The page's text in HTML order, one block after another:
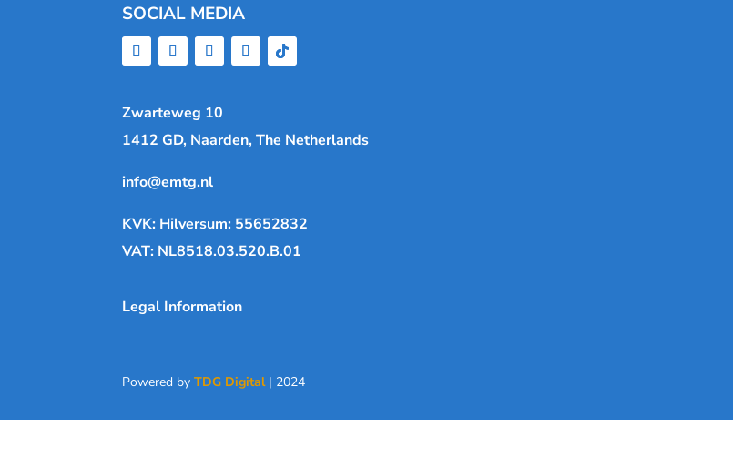
SOCIAL MEDIA
Zwarteweg 10
1412 GD, Naarden, The Netherlands
info@emtg.nl
KVK: Hilversum: 55652832
VAT: NL8518.03.520.B.01
Legal Information
Powered byTDG Digital| 2024